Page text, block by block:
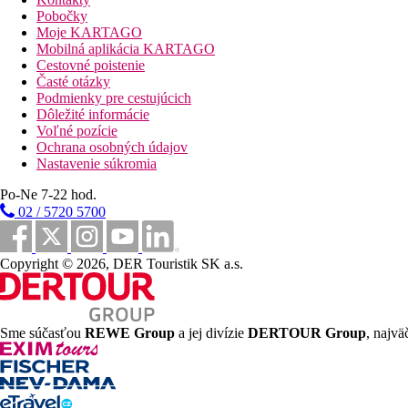
Vzdialenosť k pláži
118 km
Vzdialenosť od najbližšieho letiska
400 m
Turistické centrum
400 m
Reštaurácia
Bary/krčmičky
Pláž
Druh pláže
Ležadla na pláži za poplatok
Slnečníky na pláži za poplatok
Plážová dovolenka
Fotogaléria
Pobočky
Moje KARTAGO
Mobilná aplikácia KARTAGO
Cestovné poistenie
Časté otázky
Podmienky pre cestujúcich
Dôležité informácie
Voľné pozície
Ochrana osobných údajov
Nastavenie súkromia
Po-Ne 7-22 hod.
02 / 5720 5700
Copyright © 2026, DER Touristik SK a.s.
Sme súčasťou REWE Group a jej divízie DERTOUR Group,